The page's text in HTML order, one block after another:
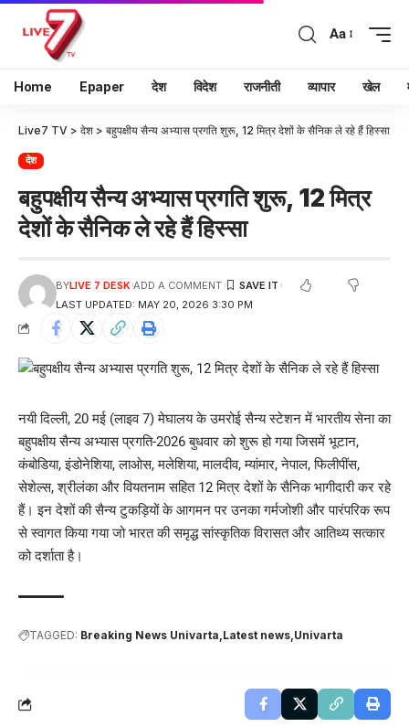
Aa
Home Epaper देश विदेश राजनीती व्यापार खेल
Live7 TV > देश > बहुपक्षीय सैन्य अभ्यास प्रगति शुरू, 12 मित्र देशों के सैनिक ले रहे हैं हिस्सा
देश
बहुपक्षीय सैन्य अभ्यास प्रगति शुरू, 12 मित्र
देशों के सैनिक ले रहे हैं हिस्सा
LAST UPDATED: MAY 20, 2026 3:30 PM
BYLIVE 7 DESK ADD A COMMENT
नयी दिल्ली, 20 मई (लाइव 7) मेघालय के उमरोई सैन्य स्टेशन में भारतीय सेना का
बहुपक्षीय सैन्य अभ्यास प्रगति-2026 बुधवार को शुरू हो गया जिसमें भूटान,
कंबोडिया, इंडोनेशिया, लाओस, मलेशिया, मालदीव, म्यांमार, नेपाल, फिलीपींस,
सेशेल्स, श्रीलंका और वियतनाम सहित 12 मित्र देशों के सैनिक भागीदारी कर रहे
हैं। इन देशों की सैन्य टुकड़ियों के आगमन पर उनका गर्मजोशी और पारंपरिक रूप
से स्वागत किया गया जो भारत की समृद्ध सांस्कृतिक विरासत और आतिथ्य सत्कार
को दर्शाता है।
TAGGED: Breaking News Univarta Latest news Univarta